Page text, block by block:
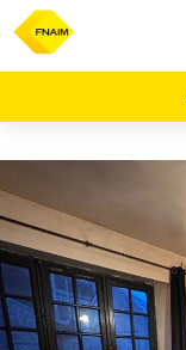
ACHAT
MAISON
NORMANDIE
SEINE-
MARITIME
(76)
FECAMP
(76400)